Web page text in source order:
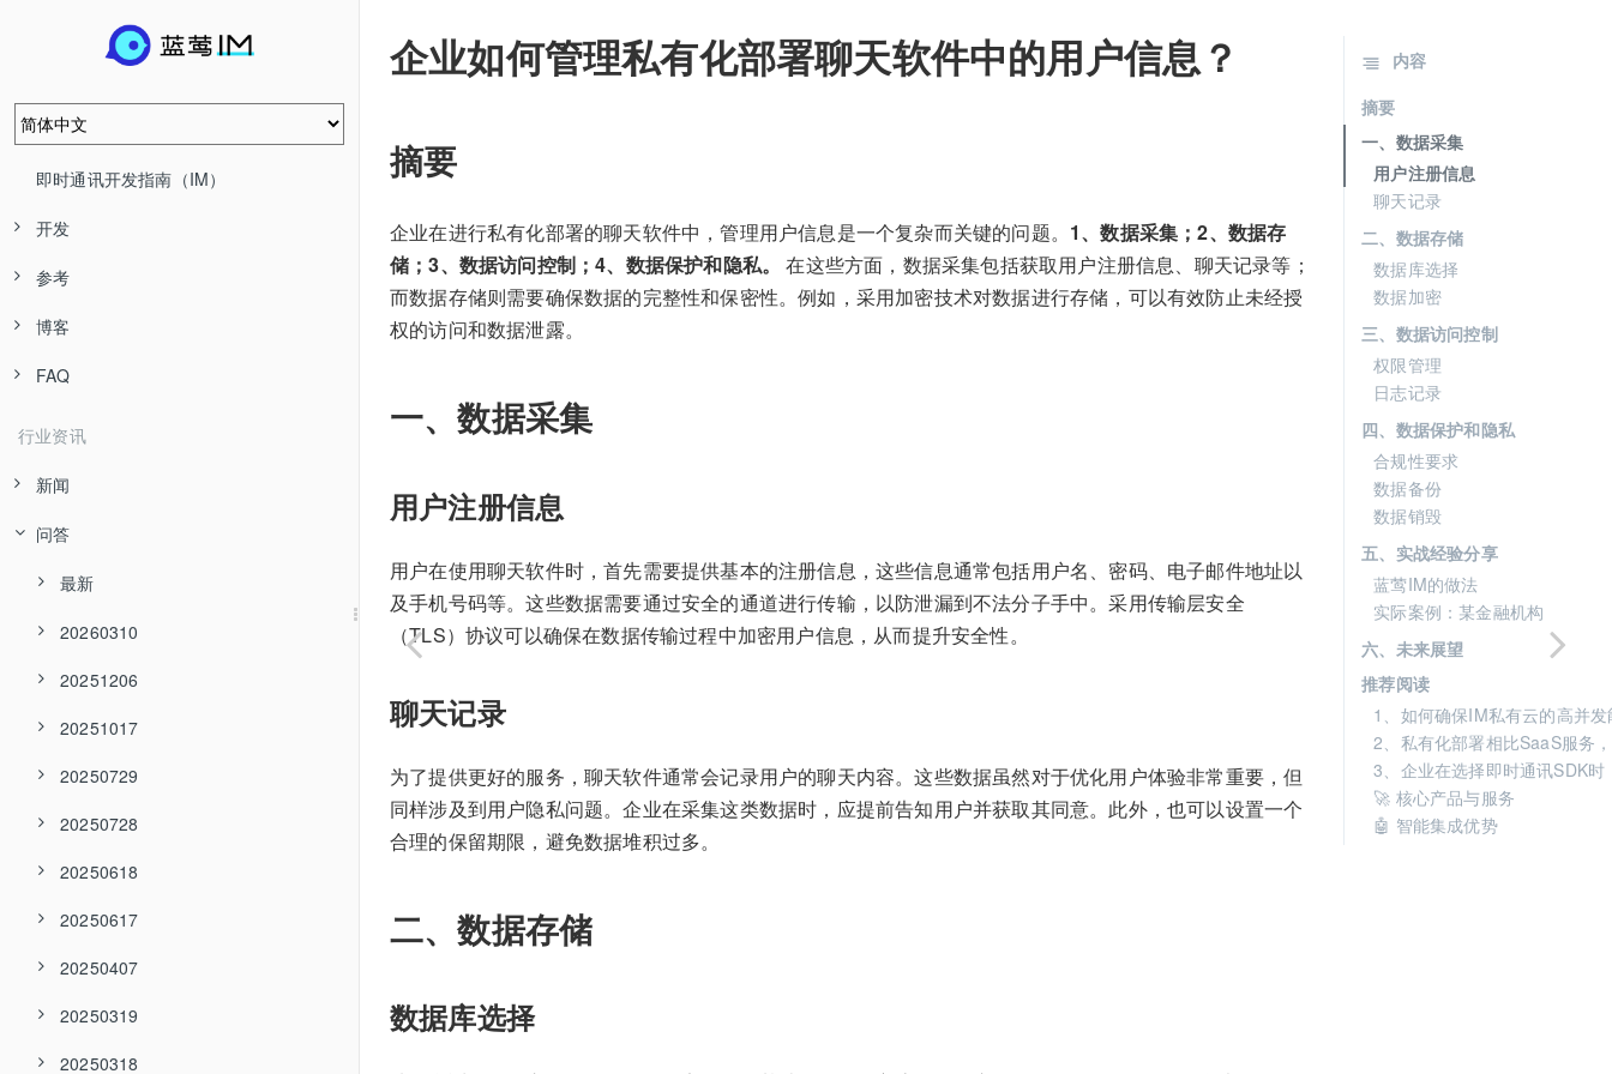
即时通讯开发指南（IM）
开发
参考
博客
FAQ
行业资讯
新闻
问答
最新
20260310
20251206
20251017
20250729
20250728
20250618
20250617
20250407
20250319
20250318
企业如何管理私有化部署聊天软件中的用户信息？
摘要
企业在进行私有化部署的聊天软件中，管理用户信息是一个复杂而关键的问题。 1、数据采集；2、数据存
储；3、数据访问控制；4、数据保护和隐私。
在这些方面，数据采集包括获取用户注册信息、聊天记录等；
而数据存储则需要确保数据的完整性和保密性。例如，采用加密技术对数据进行存储，可以有效防止未经授
权的访问和数据泄露。
一、数据采集
用户注册信息
用户在使用聊天软件时，首先需要提供基本的注册信息，这些信息通常包括用户名、密码、电子邮件地址以
及手机号码等。这些数据需要通过安全的通道进行传输，以防泄漏到不法分子手中。采用传输层安全
（TLS）协议可以确保在数据传输过程中加密用户信息，从而提升安全性。
聊天记录
为了提供更好的服务，聊天软件通常会记录用户的聊天内容。这些数据虽然对于优化用户体验非常重要，但
同样涉及到用户隐私问题。企业在采集这类数据时，应提前告知用户并获取其同意。此外，也可以设置一个
合理的保留期限，避免数据堆积过多。
二、数据存储
数据库选择
内容
摘要
一、数据采集
用户注册信息
聊天记录
二、数据存储
数据库选择
数据加密
三、数据访问控制
权限管理
日志记录
四、数据保护和隐私
合规性要求
数据备份
数据销毁
五、实战经验分享
蓝莺IM的做法
实际案例：某金融机构
六、未来展望
推荐阅读
1、如何确保IM私有云的高并
2、私有化部署相比SaaS服务
3、企业在选择即时通讯SDK
🚀 核心产品与服务
🤖 智能集成优势